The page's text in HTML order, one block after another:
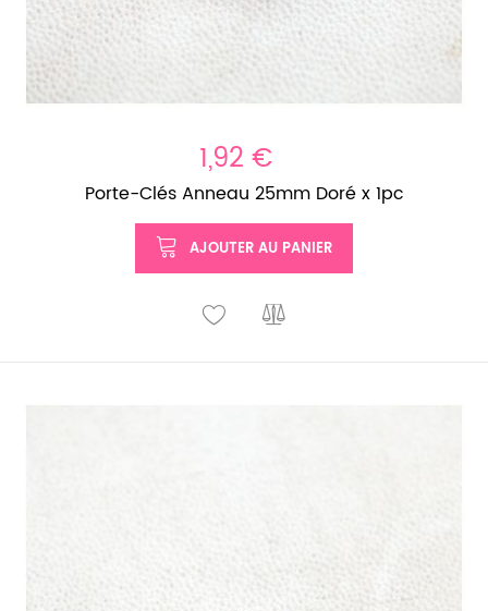
1,92 €
Porte-Clés Anneau 25mm Doré x 1pc
AJOUTER AU PANIER